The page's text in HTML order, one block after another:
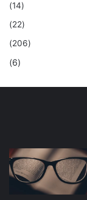
(14)
(22)
(206)
(6)